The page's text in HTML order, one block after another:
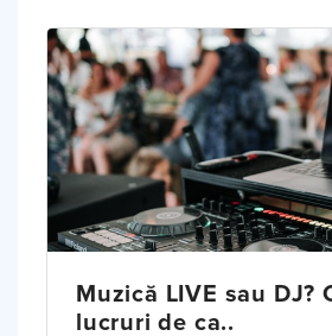
Muzică LIVE sau DJ?
lucruri de ca..